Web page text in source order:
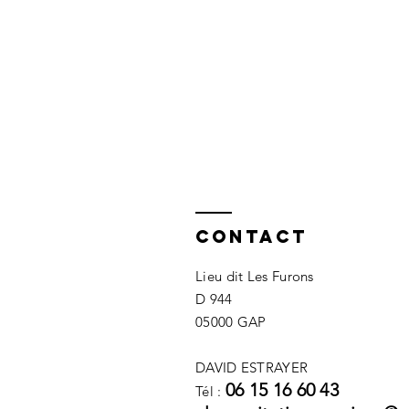
Contact
Lieu dit Les Furons
D 944
05000 GAP
DAVID ESTRAYER
Tél : 06 15 16 60 43